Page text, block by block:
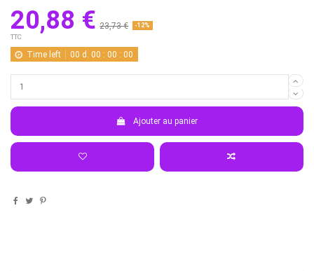
20,88 € 23,73 € -12%
TTC
Time left 00 d. 00 :00 :00
Ajouter au panier